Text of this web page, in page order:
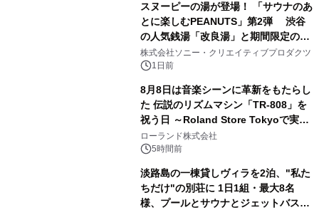
スヌーピーの湯が登場！ 「サウナのあ
とに楽しむPEANUTS」第2弾 渋谷
の人気銭湯「改良湯」と期間限定のコ
ラボレーション サウナイキタイコラ
ボグッズも発売決定！
株式会社ソニー・クリエイティブプロダクツ
1日前
8月8日は音楽シーンに革新をもたらし
た 伝説のリズムマシン「TR-808」を
祝う日 ～Roland Store Tokyoで実機
を展示しての 記念キャンペーンを開
催 英国ラジオ「NTS」の 特別プログ
アーティストを フィーチャーしたアニ
メーションを公開～
ローランド株式会社
5時間前
淡路島の一棟貸しヴィラを2泊、"私た
ちだけ"の別荘に 1日1組・最大8名
様、プールとサウナとジェットバス付